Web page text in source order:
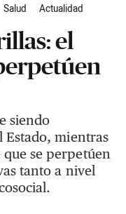
Salud Actualidad
el
siendo
Estado, mientras
se perpetúen
tanto a nivel